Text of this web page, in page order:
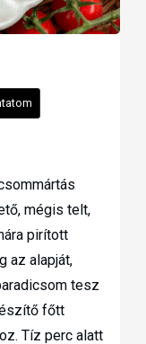
mégis telt,
pirított
az alapját,
tesz
főtt
Tíz perc alatt